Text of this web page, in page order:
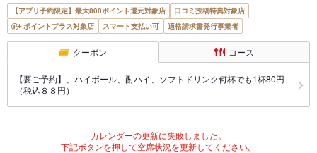
【アプリ予約限定】最大800ポイント還元対象店
口コミ投稿特典対象店
ポイントプラス対象店
スマート支払い可 適格請求書発行事業者
クーポン コース
【要ご予約】、ハイボール、酎ハイ、ソフトドリンク何杯でも1杯80円
（税込８８円）
カレンダーの更新に失敗しました。
下記ボタンを押して空席状況を更新してください。